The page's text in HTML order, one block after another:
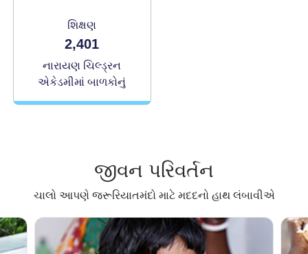
શિક્ષણ
2,401
નારાયણ ચિલ્ડ્રન
એકેડમીમાં બાળકોનું
જીવન પરિવર્તન
ચાલો આપણે જરૂરિયાતમંદો માટે મદદનો હાથ લંબાવીએ